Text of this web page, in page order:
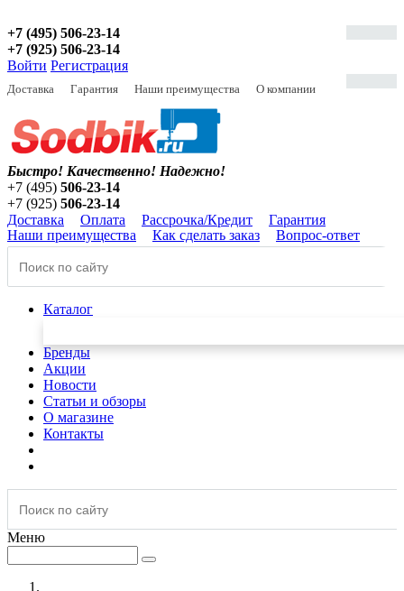
+7 (495) 506-23-14
+7 (925) 506-23-14
Войти Регистрация
Доставка Гарантия Наши преимущества О компании
Быстро! Качественно! Надежно!
+7 (495) 506-23-14
+7 (925) 506-23-14
Доставка
Оплата Рассрочка/Кредит
Гарантия
Наши преимущества
Как сделать заказ Вопрос-ответ
Каталог
Бренды
Акции
Новости
Статьи и обзоры
О магазине
Контакты
Меню